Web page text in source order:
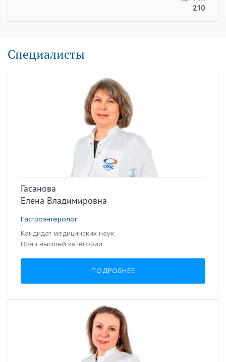
210
Специалисты
Гасанова
Елена Владимировна
Гастроэнтеролог
Кандидат медицинских наук
Врач высшей категории
ПОДРОБНЕЕ